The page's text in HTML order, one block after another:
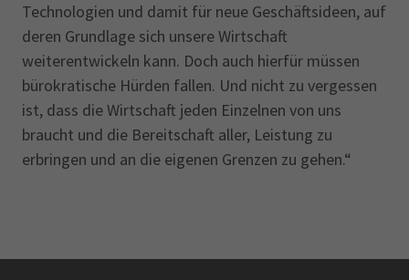
Technologien und damit für neue Geschäftsideen, auf
deren Grundlage sich unsere Wirtschaft
weiterentwickeln kann. Doch auch hierfür müssen
bürokratische Hürden fallen. Und nicht zu vergessen
ist, dass die Wirtschaft jeden Einzelnen von uns
braucht und die Bereitschaft aller, Leistung zu
erbringen und an die eigenen Grenzen zu gehen.“